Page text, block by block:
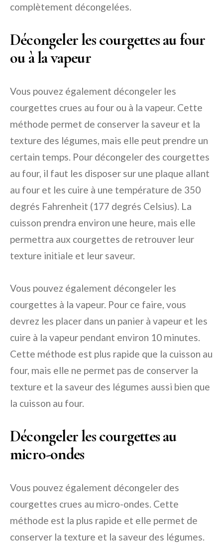
complètement décongelées.
Décongeler les courgettes au four
ou à la vapeur
Vous pouvez également décongeler les
courgettes crues au four ou à la vapeur. Cette
méthode permet de conserver la saveur et la
texture des légumes, mais elle peut prendre un
certain temps. Pour décongeler des courgettes
au four, il faut les disposer sur une plaque allant
au four et les cuire à une température de 350
degrés Fahrenheit (177 degrés Celsius). La
cuisson prendra environ une heure, mais elle
permettra aux courgettes de retrouver leur
texture initiale et leur saveur.
Vous pouvez également décongeler les
courgettes à la vapeur. Pour ce faire, vous
devrez les placer dans un panier à vapeur et les
cuire à la vapeur pendant environ 10 minutes.
Cette méthode est plus rapide que la cuisson au
four, mais elle ne permet pas de conserver la
texture et la saveur des légumes aussi bien que
la cuisson au four.
Décongeler les courgettes au
micro-ondes
Vous pouvez également décongeler des
courgettes crues au micro-ondes. Cette
méthode est la plus rapide et elle permet de
conserver la texture et la saveur des légumes.